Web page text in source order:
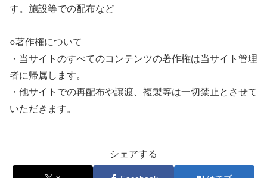
す。施設等での配布など
○著作権について
・当サイトのすべてのコンテンツの著作権は当サイト管理
者に帰属します。
・他サイトでの再配布や譲渡、複製等は一切禁止とさせて
いただきます。
シェアする